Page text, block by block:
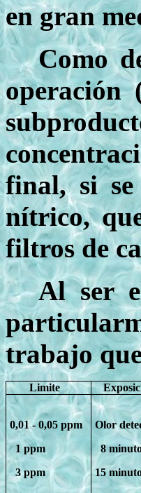
en gran
Como
operación
final, si se
nítrico,
filtros de
Al ser
trabajo
Limite
0,01 - 0,05 ppm
1 ppm
3 ppm
Olor
8
15